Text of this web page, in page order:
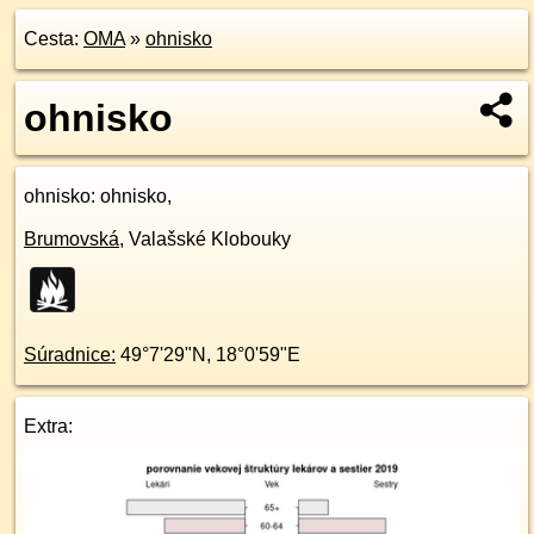
Cesta: OMA» ohnisko
ohnisko
ohnisko: ohnisko,
Brumovská, Valašské Klobouky
Súradnice: 49°7'29"N , 18°0'59"E
Extra: